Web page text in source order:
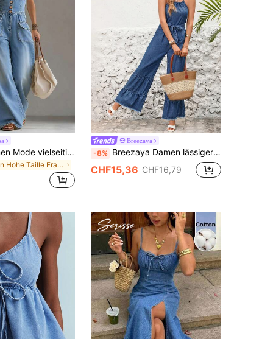
Balvessa Damen Mode vielseitiger Knopf V-Ausschnitt sexy lockerer weites Bein Denim Jumpsuit
in Hohe Taille Frauen Denim
Breezaya
-8% Breezaya Damen lässiger Denim-Jumpsuit für den Alltag mit geraffter Taille, Bindeband und Schlaghosen
CHF15,36 CHF16,79